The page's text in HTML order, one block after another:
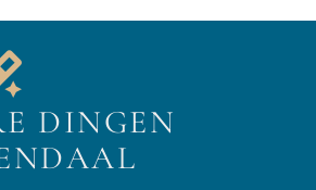
DINGEN